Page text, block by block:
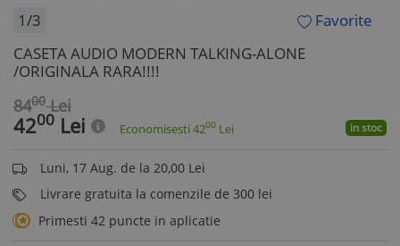
1/3
Favorite
CASETA AUDIO MODERN TALKING-ALONE
/ORIGINALA RARA!!!!
8400 Lei
4200 Lei Economisesti 4200 Lei in stoc
Luni, 17 Aug. de la 20,00 Lei
Livrare gratuita la comenzile de 300 lei
Primesti 42 puncte in aplicatie